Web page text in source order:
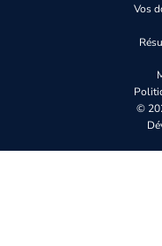
Vos
©